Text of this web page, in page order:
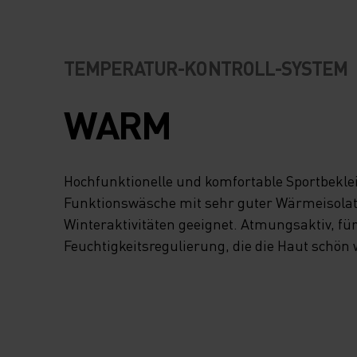
AUFGEBÜRSTETE
INNENSEITE LIEGT
WUNDERBAR
DER HAUT, UND
LEICHTE
BELÄSST DIR VOLLE
TEMPERATUR-KONTROLL-SYSTEM
WARM
Hochfunktionelle und komfortable
Funktionswäsche mit sehr guter
Winteraktivitäten geeignet. Atmungsaktiv,
Feuchtigkeitsregulierung, die die Haut schön